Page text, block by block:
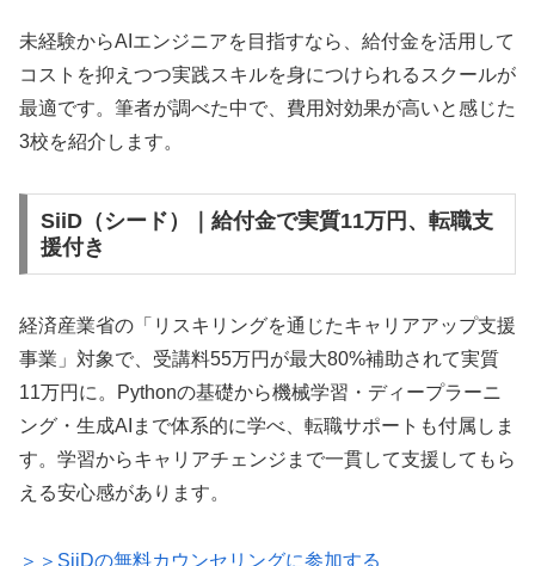
未経験からAIエンジニアを目指すなら、給付金を活用して
コストを抑えつつ実践スキルを身につけられるスクールが
最適です。筆者が調べた中で、費用対効果が高いと感じた
3校を紹介します。
SiiD（シード）｜給付金で実質11万円、転職支
援付き
経済産業省の「リスキリングを通じたキャリアアップ支援
事業」対象で、受講料55万円が最大80%補助されて実質
11万円に。Pythonの基礎から機械学習・ディープラーニ
ング・生成AIまで体系的に学べ、転職サポートも付属しま
す。学習からキャリアチェンジまで一貫して支援してもら
える安心感があります。
＞＞SiiDの無料カウンセリングに参加する